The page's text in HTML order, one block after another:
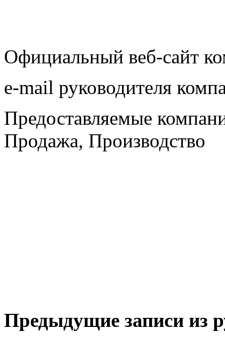
Официальный веб-сайт
e-mail руководителя
Предоставляемые
Продажа, Производство
Предыдущие записи из